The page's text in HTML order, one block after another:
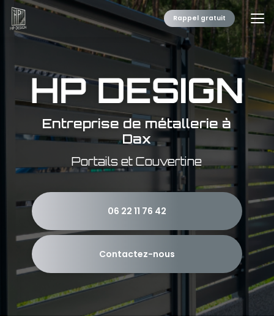
Aller
contenu
principal
Rappel gratuit
Entreprise de métallerie à
Dax
Portails et Couvertine
06 22 11 76 42
Contactez-nous